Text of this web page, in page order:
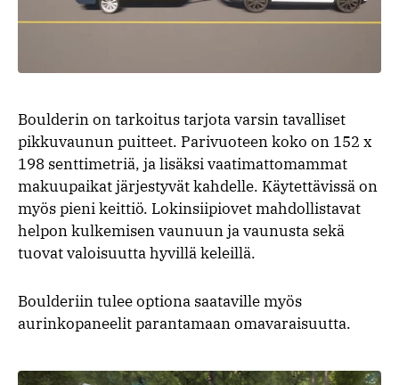
Boulderin on tarkoitus tarjota varsin tavalliset
pikkuvaunun puitteet. Parivuoteen koko on 152 x
198 senttimetriä, ja lisäksi vaatimattomammat
makuupaikat järjestyvät kahdelle. Käytettävissä on
myös pieni keittiö. Lokinsiipiovet mahdollistavat
helpon kulkemisen vaunuun ja vaunusta sekä
tuovat valoisuutta hyvillä keleillä.
Boulderiin tulee optiona saataville myös
aurinkopaneelit parantamaan omavaraisuutta.